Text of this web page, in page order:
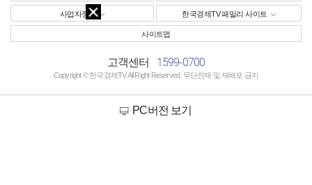
사업자정보 한국경제TV 패밀리 사이트
사이트맵
고객센터 1599-0700
Copyright © 한국경제TV All Right Reserved. 무단전재 및 재배포 금지
PC버전 보기